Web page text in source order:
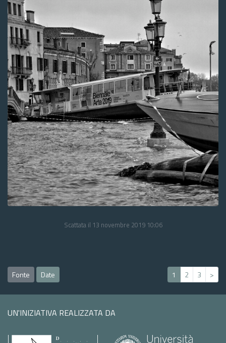
Scattata il 13 novembre 2019 10:06
Fonte Date 1 2 3 >
UN'INIZIATIVA REALIZZATA DA